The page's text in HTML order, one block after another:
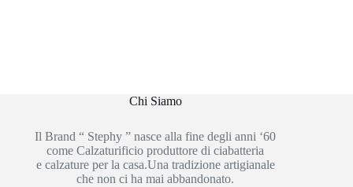
Chi Siamo
Il Brand “ Stephy ” nasce alla fine degli anni ‘60
come Calzaturificio produttore di ciabatteria
e calzature per la casa.Una tradizione artigianale
che non ci ha mai abbandonato.